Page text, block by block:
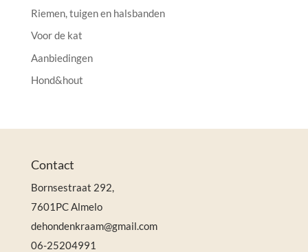
Riemen, tuigen en halsbanden
Voor de kat
Aanbiedingen
Hond&hout
Contact
Bornsestraat 292,
7601PC Almelo
dehondenkraam@gmail.com
06-25204991